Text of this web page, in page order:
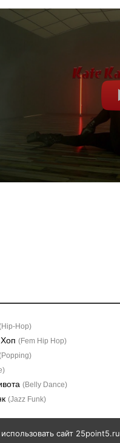
Hop)
(Fem Hip Hop)
(Belly Dance)
(Jazz Funk)
Торфяная дорога, 7Б,
сайт